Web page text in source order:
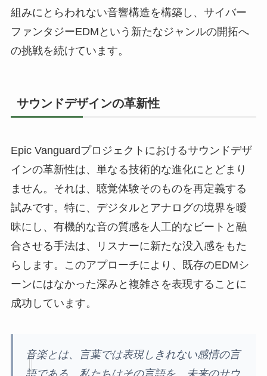
組みにとらわれない音響構造を構築し、サイバー
ファンタジーEDMという新たなジャンルの開拓へ
の挑戦を続けています。
サウンドデザインの革新性
Epic Vanguardプロジェクトにおけるサウンドデザ
インの革新性は、単なる技術的な進化にとどまり
ません。それは、聴覚体験そのものを再定義する
試みです。特に、デジタルとアナログの境界を曖
昧にし、有機的な音の質感を人工的なビートと融
合させる手法は、リスナーに新たな没入感をもた
らします。このアプローチにより、既存のEDMシ
ーンにはなかった深みと複雑さを表現することに
成功しています。
音楽とは、言葉では表現しきれない感情の言
語である。私たちはその言語を、未来のサウ